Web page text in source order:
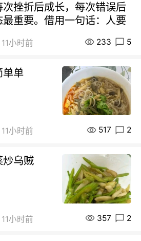
挫折后成长，每次错误后
重要。借用一句话：人要
11小时前 233 5
单单
11小时前 517 2
炒乌贼
11小时前 357 2